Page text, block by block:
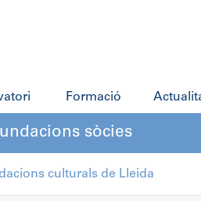
Formació
sòcies
culturals de Lleida